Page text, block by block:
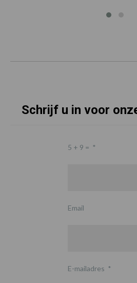
Schrijf u in voor
5 + 9 = *
Email
E-mailadres *